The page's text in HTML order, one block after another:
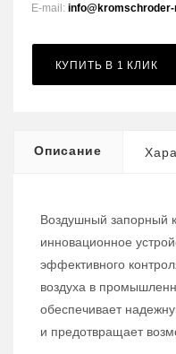
E-mail:
КУПИТЬ В 1 КЛИК
Описание
Воздушный запорный
инновационное
эффективного
воздуха в
обеспечивает
и предотвращает